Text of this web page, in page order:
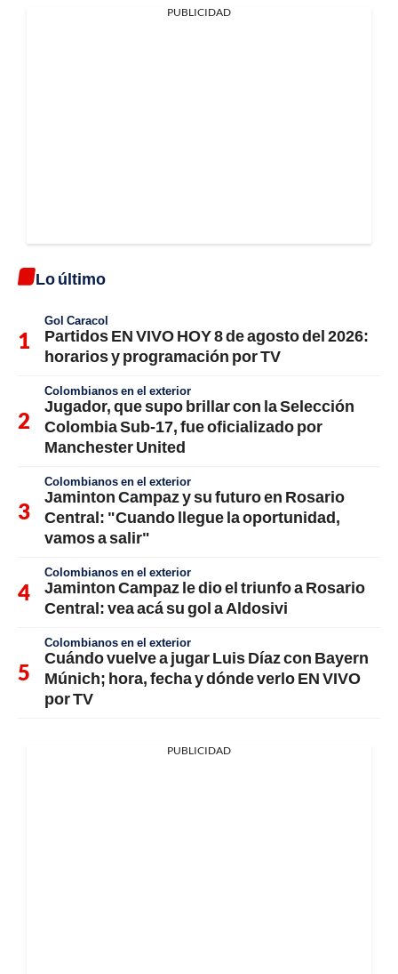
PUBLICIDAD
Lo último
Gol Caracol
Partidos EN VIVO HOY 8 de agosto del 2026:
horarios y programación por TV
Colombianos en el exterior
Jugador, que supo brillar con la Selección
Colombia Sub-17, fue oficializado por
Manchester United
Colombianos en el exterior
Jaminton Campaz y su futuro en Rosario
Central: "Cuando llegue la oportunidad,
vamos a salir"
Colombianos en el exterior
Jaminton Campaz le dio el triunfo a Rosario
Central: vea acá su gol a Aldosivi
Colombianos en el exterior
Cuándo vuelve a jugar Luis Díaz con Bayern
Múnich; hora, fecha y dónde verlo EN VIVO
por TV
PUBLICIDAD